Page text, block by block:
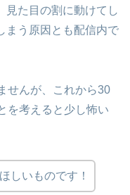
見た目の割に動けてし
まう原因とも配信内で
せんが、これから30
を考えると少し怖い
しいものです！